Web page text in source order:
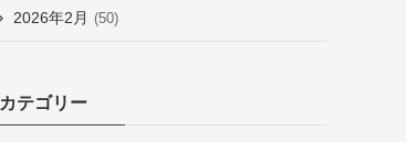
2026年2月 (50)
カテゴリー